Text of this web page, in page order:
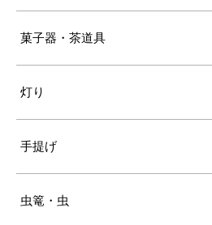
菓子器・茶道具
灯り
手提げ
虫篭・虫